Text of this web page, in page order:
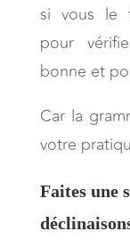
si vous le
pour
bonne et
Car la
votre
Faites une